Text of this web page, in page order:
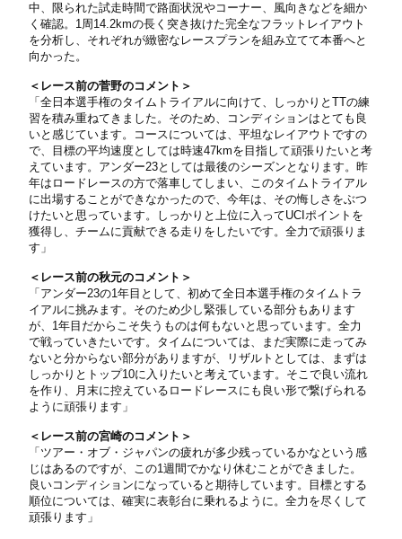
中、限られた試走時間で路面状況やコーナー、風向きなどを細か
く確認。1周14.2kmの長く突き抜けた完全なフラットレイアウト
を分析し、それぞれが緻密なレースプランを組み立てて本番へと
向かった。
＜レース前の菅野のコメント＞
「全日本選手権のタイムトライアルに向けて、しっかりとTTの練
習を積み重ねてきました。そのため、コンディションはとても良
いと感じています。コースについては、平坦なレイアウトですの
で、目標の平均速度としては時速47kmを目指して頑張りたいと考
えています。アンダー23としては最後のシーズンとなります。昨
年はロードレースの方で落車してしまい、このタイムトライアル
に出場することができなかったので、今年は、その悔しさをぶつ
けたいと思っています。しっかりと上位に入ってUCIポイントを
獲得し、チームに貢献できる走りをしたいです。全力で頑張りま
す」
＜レース前の秋元のコメント＞
「アンダー23の1年目として、初めて全日本選手権のタイムトラ
イアルに挑みます。そのため少し緊張している部分もあります
が、1年目だからこそ失うものは何もないと思っています。全力
で戦っていきたいです。タイムについては、まだ実際に走ってみ
ないと分からない部分がありますが、リザルトとしては、まずは
しっかりとトップ10に入りたいと考えています。そこで良い流れ
を作り、月末に控えているロードレースにも良い形で繋げられる
ように頑張ります」
＜レース前の宮崎のコメント＞
「ツアー・オブ・ジャパンの疲れが多少残っているかなという感
じはあるのですが、この1週間でかなり休むことができました。
良いコンディションになっていると期待しています。目標とする
順位については、確実に表彰台に乗れるように。全力を尽くして
頑張ります」